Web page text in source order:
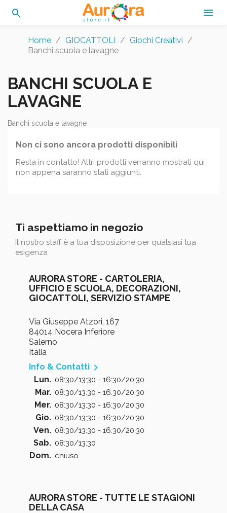
search 
Home GIOCATTOLI
Giochi Creativi
Banchi scuola e lavagne
BANCHI SCUOLA E
LAVAGNE
Banchi scuola e lavagne
Non ci sono ancora prodotti disponibili
Resta in contatto! Altri prodotti verranno mostrati qui
non appena saranno stati aggiunti.
Ti aspettiamo in negozio
Il nostro staff è a tua disposizione per qualsiasi tua
esigenza
AURORA STORE - CARTOLERIA,
UFFICIO E SCUOLA, DECORAZIONI,
GIOCATTOLI, SERVIZIO STAMPE
Via Giuseppe Atzori, 167
84014 Nocera Inferiore
Salerno
Italia
Info & Contatti 
Lun. 08:30/13:30 - 16:30/20:30
Mar. 08:30/13:30 - 16:30/20:30
Mer. 08:30/13:30 - 16:30/20:30
Gio. 08:30/13:30 - 16:30/20:30
Ven. 08:30/13:30 - 16:30/20:30
Sab. 08:30/13:30
Dom. chiuso
AURORA STORE - TUTTE LE STAGIONI
DELLA CASA